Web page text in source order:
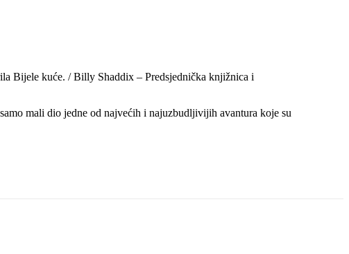
Bijele kuće. / Billy Shaddix – Predsjednička knjižnica i
mali dio jedne od najvećih i najuzbudljivijih avantura koje su